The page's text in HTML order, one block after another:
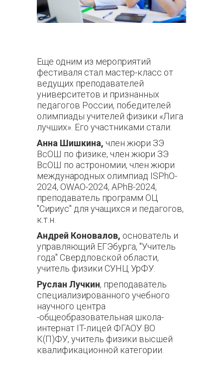
Еще одним из мероприятий
фестиваля стал мастер-класс от
ведущих преподавателей
университетов и признанных
педагогов России, победителей
олимпиады учителей физики «Лига
лучших». Его участниками стали:
Анна Шишкина, член жюри ЗЭ
ВсОШ по физике, член жюри ЗЭ
ВсОШ по астрономии, член жюри
международных олимпиад ISPhO-
2024, OWAO-2024, APhB-2024,
преподаватель программ ОЦ
"Сириус" для учащихся и педагогов,
к.т.н.
Андрей Коновалов, основатель и
управляющий ЕГЭбурга, "Учитель
года" Свердловской области,
учитель физики СУНЦ УрФУ.
Руслан Лучкин, преподаватель
специализированного учебного
научного центра
-общеобразовательная школа-
интернат IT-лицей ФГАОУ ВО
К(П)ФУ, учитель физики высшей
квалификационной категории.